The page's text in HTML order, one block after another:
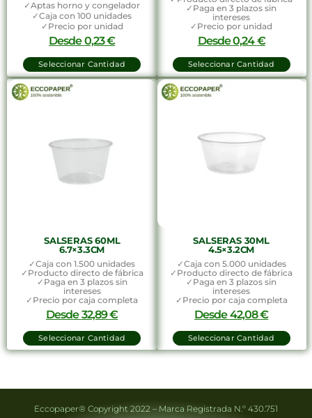
✓Aptas horno y congelador
✓Caja con 100 unidades
✓Precio por unidad
Desde0,23€
Seleccionar Cantidad
✓Paga en 3 plazos sin
intereses
✓Precio por unidad
Desde0,24€
Seleccionar Cantidad
SALSERAS 60ML
6.7×3.3CM
✓Caja con 1.500 unidades
✓Producto directo de fábrica
✓Paga en 3 plazos sin
intereses
✓Precio por caja completa
Desde32,89€
Seleccionar Cantidad
SALSERAS 30ML
4.5×3.2CM
✓Caja con 5.000 unidades
✓Producto directo de fábrica
✓Paga en 3 plazos sin
intereses
✓Precio por caja completa
Desde42,08€
Seleccionar Cantidad
Eccopaper® Copyright 2022 – Marca Registrada N.º 430.751